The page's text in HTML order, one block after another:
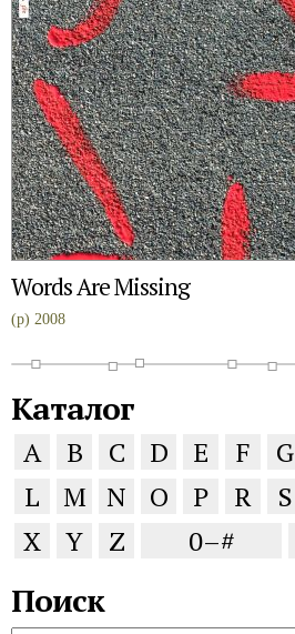
Words Are Missing
(p) 2008
Каталог
A B C D E F G
L
M N O P R S
X
Y Z 0–#
Поиск